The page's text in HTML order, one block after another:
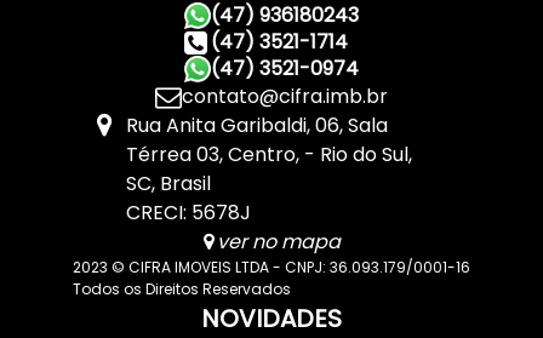
(47) 936180243
(47) 3521-1714
(47) 3521-0974
contato@cifra.imb.br
Rua Anita Garibaldi,06,Sala
Térrea 03,Centro, Rio do Sul,
SC, Brasil
CRECI: 5678J
ver no mapa
2023 © CIFRA IMOVEIS LTDA - CNPJ: 36.093.179/0001-16
Todos os Direitos Reservados
NOVIDADES